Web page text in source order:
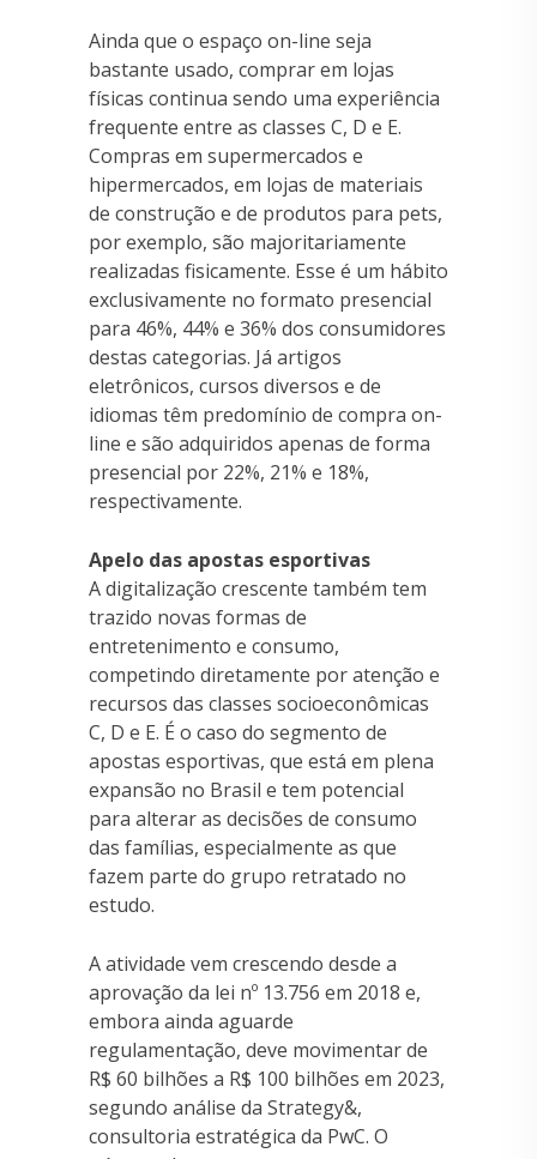
Ainda que o espaço on-line seja
bastante usado, comprar em lojas
físicas continua sendo uma experiência
frequente entre as classes C, D e E.
Compras em supermercados e
hipermercados, em lojas de materiais
de construção e de produtos para pets,
por exemplo, são majoritariamente
realizadas fisicamente. Esse é um hábito
exclusivamente no formato presencial
para 46%, 44% e 36% dos consumidores
destas categorias. Já artigos
eletrônicos, cursos diversos e de
idiomas têm predomínio de compra on-
line e são adquiridos apenas de forma
presencial por 22%, 21% e 18%,
respectivamente.
Apelo das apostas esportivas
A digitalização crescente também tem
trazido novas formas de
entretenimento e consumo,
competindo diretamente por atenção e
recursos das classes socioeconômicas
C, D e E. É o caso do segmento de
apostas esportivas, que está em plena
expansão no Brasil e tem potencial
para alterar as decisões de consumo
das famílias, especialmente as que
fazem parte do grupo retratado no
estudo.
A atividade vem crescendo desde a
aprovação da lei nº 13.756 em 2018 e,
embora ainda aguarde
regulamentação, deve movimentar de
R$ 60 bilhões a R$ 100 bilhões em 2023,
segundo análise da Strategy&,
consultoria estratégica da PwC. O